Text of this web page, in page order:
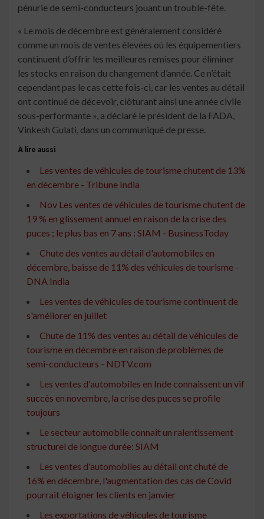
pénurie de semi-conducteurs jouant un trouble-fête.
« Le mois de décembre est généralement considéré
comme un mois de ventes élevées où les équipementiers
continuent d’offrir les meilleures remises pour éliminer
les stocks en raison du changement d’année. Ce n’était
cependant pas le cas cette fois-ci, car les ventes au détail
ont continué de décevoir, clôturant ainsi une année civile
sous-performante », a déclaré le président de la FADA,
Vinkesh Gulati, dans un communiqué de presse.
À lire aussi
Les ventes de véhicules de tourisme chutent de 13%
en décembre - Tribune India
Nov Les ventes de véhicules de tourisme chutent de
19 % en glissement annuel en raison de la crise des
puces ; le plus bas en 7 ans : SIAM - BusinessToday
Chute des ventes au détail d'automobiles en
décembre, baisse de 11% des véhicules de tourisme -
DNA India
Les ventes de véhicules de tourisme continuent de
s'améliorer en juillet
Chute de 11% des ventes au détail de véhicules de
tourisme en décembre en raison de problèmes de
semi-conducteurs - NDTV.com
Les ventes d'automobiles en Inde connaissent un vif
succès en novembre, la crise des puces se profile
toujours
Le secteur automobile connaît un ralentissement
structurel de longue durée: SIAM
Les ventes d'automobiles au détail ont chuté de
16% en décembre, l'augmentation des cas de Covid
pourrait éloigner les clients en janvier
Les exportations de véhicules de tourisme